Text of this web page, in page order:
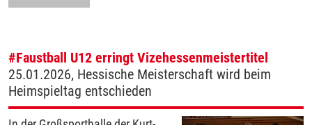
#Faustball U12 erringt Vizehessenmeistertitel
25.01.2026, Hessische Meisterschaft wird beim
Heimspieltag entschieden